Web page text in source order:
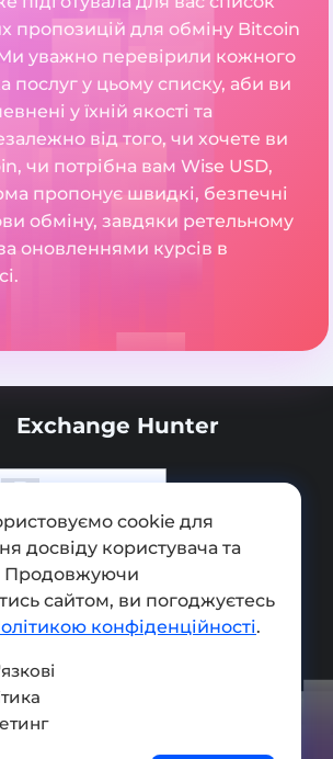
пропозицій для обміну Bitcoin
уважно перевірили кожного
послуг у цьому списку, аби ви
у їхній якості та
від того, чи хочете ви
чи потрібна вам Wise USD,
пропонує швидкі, безпечні
обміну, завдяки ретельному
оновленнями курсів в
Exchange Hunter
Додати обмінник
Мапа сайту
Press kit
Умови використання
cookie для
досвіду користувача та
Продовжуючи
сайтом, ви погоджуєтесь
конфіденційності.